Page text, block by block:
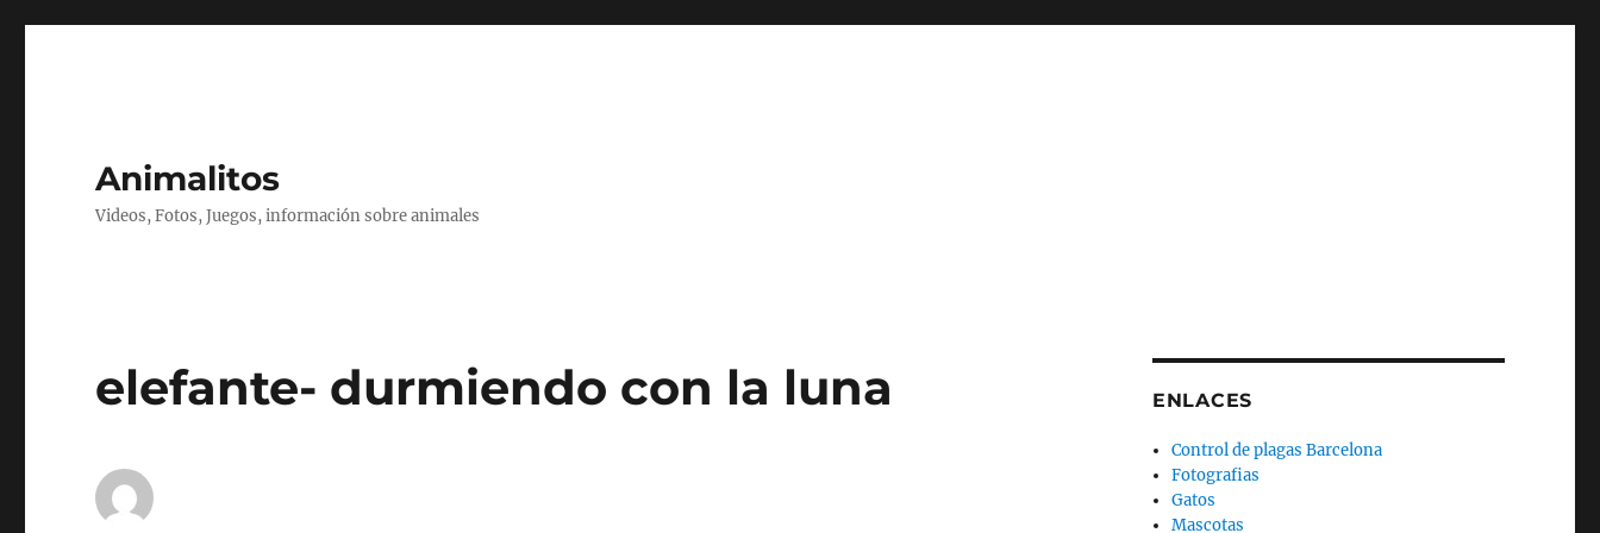
Animalitos
Videos, Fotos, Juegos, información sobre animales
elefante- durmiendo con la luna ENLACES
Control de plagas Barcelona
Fotografias
Gatos
Mascotas